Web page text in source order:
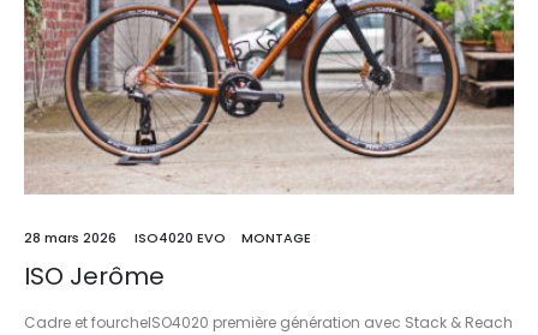
28 mars 2026 ISO4020 EVO MONTAGE
ISO Jerôme
Cadre et fourcheISO4020 première génération avec Stack & Reach